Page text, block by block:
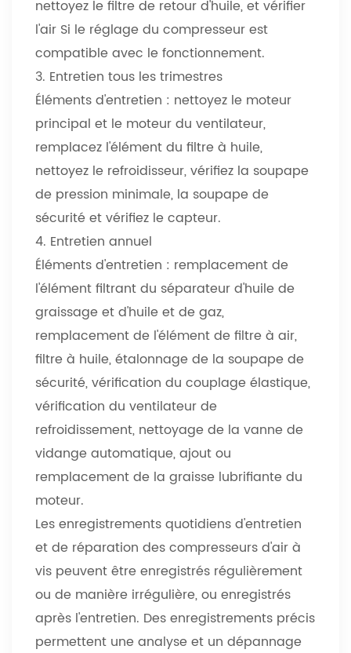
nettoyez le filtre de retour d'huile, et vérifier
l'air Si le réglage du compresseur est
compatible avec le fonctionnement.
3. Entretien tous les trimestres
Éléments d'entretien : nettoyez le moteur
principal et le moteur du ventilateur,
remplacez l'élément du filtre à huile,
nettoyez le refroidisseur, vérifiez la soupape
de pression minimale, la soupape de
sécurité et vérifiez le capteur.
4. Entretien annuel
Éléments d'entretien : remplacement de
l'élément filtrant du séparateur d'huile de
graissage et d'huile et de gaz,
remplacement de l'élément de filtre à air,
filtre à huile, étalonnage de la soupape de
sécurité, vérification du couplage élastique,
vérification du ventilateur de
refroidissement, nettoyage de la vanne de
vidange automatique, ajout ou
remplacement de la graisse lubrifiante du
moteur.
Les enregistrements quotidiens d'entretien
et de réparation des compresseurs d'air à
vis peuvent être enregistrés régulièrement
ou de manière irrégulière, ou enregistrés
après l'entretien. Des enregistrements précis
permettent une analyse et un dépannage